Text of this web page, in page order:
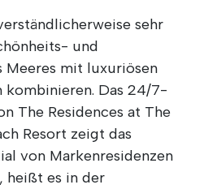
sehr
und
Meeres mit luxuriösen
Das 24/7-
The Residences at The
Resort zeigt das
von Markenresidenzen
heißt es in der